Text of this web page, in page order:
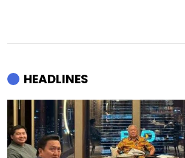
HEADLINES